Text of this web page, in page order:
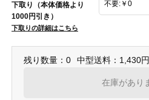
下取り（本体価格より
1000円引き）
下取りの詳細はこちら
残り数量：0 中型送料：1,430
在庫があり